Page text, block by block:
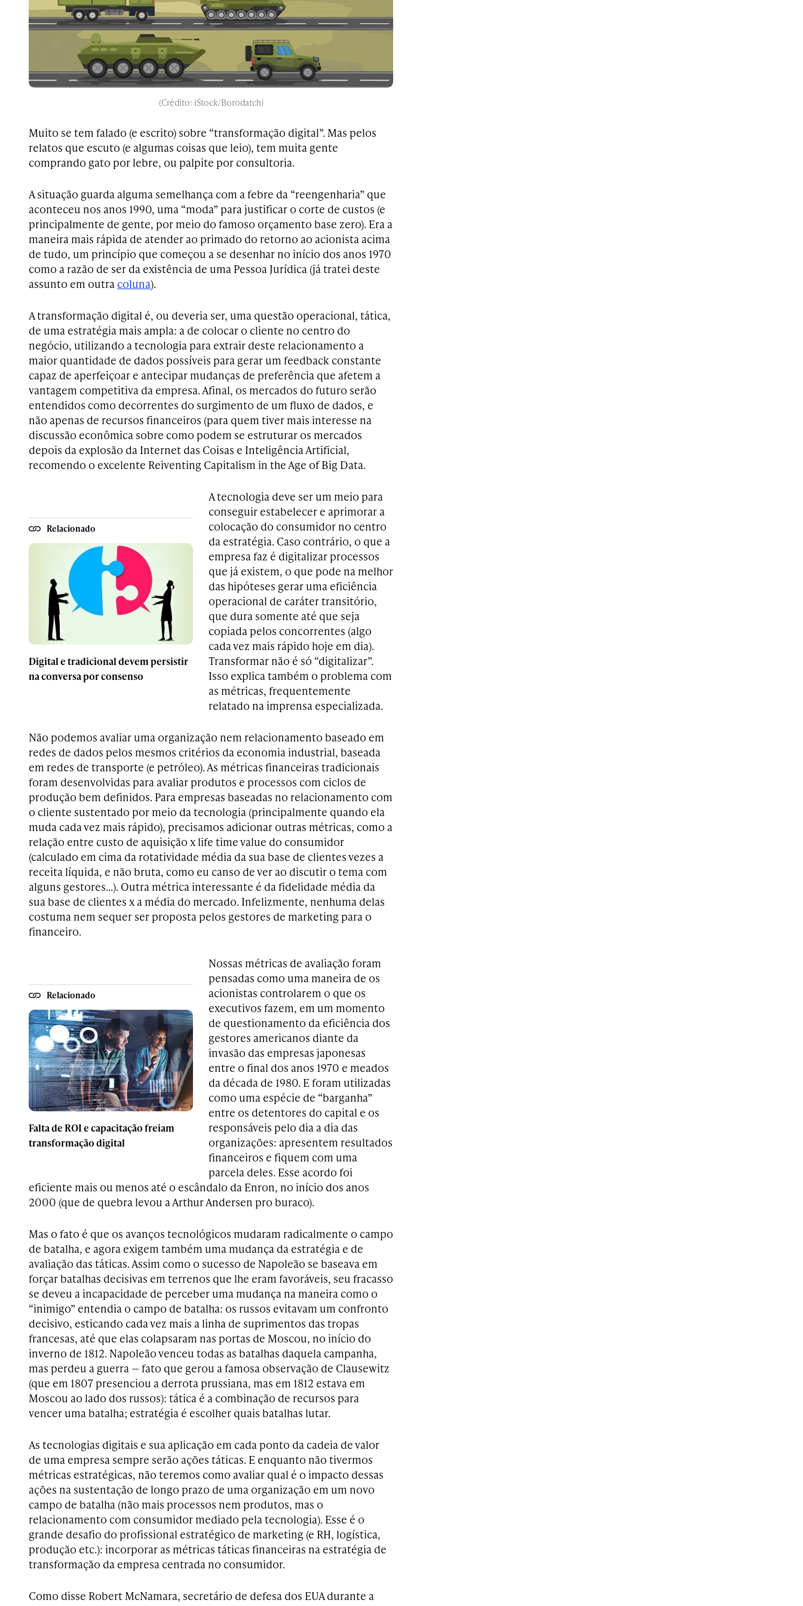
(Crédito: iStock/Borodatch)
Muito se tem falado (e escrito) sobre “transformação digital”. Mas pelos
relatos que escuto (e algumas coisas que leio), tem muita gente
comprando gato por lebre, ou palpite por consultoria.
A situação guarda alguma semelhança com a febre da “reengenharia” que
aconteceu nos anos 1990, uma “moda” para justificar o corte de custos (e
principalmente de gente, por meio do famoso orçamento base zero). Era a
maneira mais rápida de atender ao primado do retorno ao acionista acima
de tudo, um princípio que começou a se desenhar no início dos anos 1970
como a razão de ser da existência de uma Pessoa Jurídica (já tratei deste
assunto em outra coluna).
A transformação digital é, ou deveria ser, uma questão operacional, tática,
de uma estratégia mais ampla: a de colocar o cliente no centro do
negócio, utilizando a tecnologia para extrair deste relacionamento a
maior quantidade de dados possíveis para gerar um feedback constante
capaz de aperfeiçoar e antecipar mudanças de preferência que afetem a
vantagem competitiva da empresa. Afinal, os mercados do futuro serão
entendidos como decorrentes do surgimento de um fluxo de dados, e
não apenas de recursos financeiros (para quem tiver mais interesse na
discussão econômica sobre como podem se estruturar os mercados
depois da explosão da Internet das Coisas e Inteligência Artificial,
recomendo o excelente Reiventing Capitalism in the Age of Big Data.
Relacionado
Digital e tradicional devem persistir
na conversa por consenso
A tecnologia deve ser um meio para
conseguir estabelecer e aprimorar a
colocação do consumidor no centro
da estratégia. Caso contrário, o que a
empresa faz é digitalizar processos
que já existem, o que pode na melhor
das hipóteses gerar uma eficiência
operacional de caráter transitório,
que dura somente até que seja
copiada pelos concorrentes (algo
cada vez mais rápido hoje em dia).
Transformar não é só “digitalizar”.
Isso explica também o problema com
as métricas, frequentemente
relatado na imprensa especializada.
Não podemos avaliar uma organização nem relacionamento baseado em
redes de dados pelos mesmos critérios da economia industrial, baseada
em redes de transporte (e petróleo). As métricas financeiras tradicionais
foram desenvolvidas para avaliar produtos e processos com ciclos de
produção bem definidos. Para empresas baseadas no relacionamento com
o cliente sustentado por meio da tecnologia (principalmente quando ela
muda cada vez mais rápido), precisamos adicionar outras métricas, como a
relação entre custo de aquisição x life time value do consumidor
(calculado em cima da rotatividade média da sua base de clientes vezes a
receita líquida, e não bruta, como eu canso de ver ao discutir o tema com
alguns gestores…). Outra métrica interessante é da fidelidade média da
sua base de clientes x a média do mercado. Infelizmente, nenhuma delas
costuma nem sequer ser proposta pelos gestores de marketing para o
financeiro.
Relacionado
Falta de ROI e capacitação freiam
transformação digital
Nossas métricas de avaliação foram
pensadas como uma maneira de os
acionistas controlarem o que os
executivos fazem, em um momento
de questionamento da eficiência dos
gestores americanos diante da
invasão das empresas japonesas
entre o final dos anos 1970 e meados
da década de 1980. E foram utilizadas
como uma espécie de “barganha”
entre os detentores do capital e os
responsáveis pelo dia a dia das
organizações: apresentem resultados
financeiros e fiquem com uma
parcela deles. Esse acordo foi
eficiente mais ou menos até o escândalo da Enron, no início dos anos
2000 (que de quebra levou a Arthur Andersen pro buraco).
Mas o fato é que os avanços tecnológicos mudaram radicalmente o campo
de batalha, e agora exigem também uma mudança da estratégia e de
avaliação das táticas. Assim como o sucesso de Napoleão se baseava em
forçar batalhas decisivas em terrenos que lhe eram favoráveis, seu fracasso
se deveu a incapacidade de perceber uma mudança na maneira como o
“inimigo” entendia o campo de batalha: os russos evitavam um confronto
decisivo, esticando cada vez mais a linha de suprimentos das tropas
francesas, até que elas colapsaram nas portas de Moscou, no início do
inverno de 1812. Napoleão venceu todas as batalhas daquela campanha,
mas perdeu a guerra — fato que gerou a famosa observação de Clausewitz
(que em 1807 presenciou a derrota prussiana, mas em 1812 estava em
Moscou ao lado dos russos): tática é a combinação de recursos para
vencer uma batalha; estratégia é escolher quais batalhas lutar.
As tecnologias digitais e sua aplicação em cada ponto da cadeia de valor
de uma empresa sempre serão ações táticas. E enquanto não tivermos
métricas estratégicas, não teremos como avaliar qual é o impacto dessas
ações na sustentação de longo prazo de uma organização em um novo
campo de batalha (não mais processos nem produtos, mas o
relacionamento com consumidor mediado pela tecnologia). Esse é o
grande desafio do profissional estratégico de marketing (e RH, logística,
produção etc.): incorporar as métricas táticas financeiras na estratégia de
transformação da empresa centrada no consumidor.
Como disse Robert McNamara, secretário de defesa dos EUA durante a